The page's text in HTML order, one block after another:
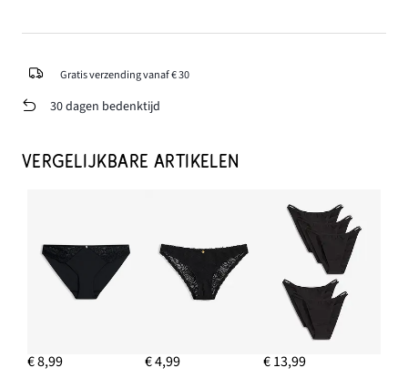
Gratis verzending vanaf € 30
30 dagen bedenktijd
VERGELIJKBARE ARTIKELEN
€ 8,99 € 4,99 € 13,99